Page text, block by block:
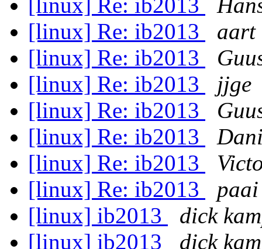
[linux] Re: ib2013
[linux] Re: ib2013
aart
[linux] Re: ib2013
[linux] Re: ib2013
jjge
[linux] Re: ib2013
[linux] Re: ib2013
[linux] Re: ib2013
[linux] Re: ib2013
paai
[linux] ib2013
dick
[linux] ib2013
dick